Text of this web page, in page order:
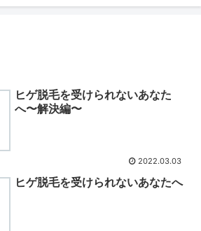
ヒゲ脱毛を受けられないあなた
へ〜解決編〜
2022.03.03
ヒゲ脱毛を受けられないあなたへ